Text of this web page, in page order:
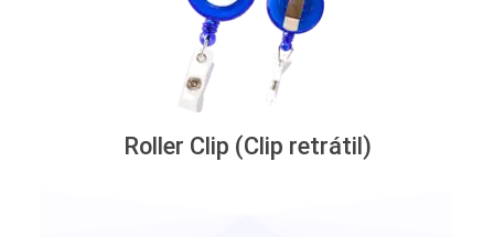
Roller Clip (Clip retrátil)